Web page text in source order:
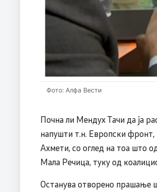
Фото: Алфа Вести
Почна ли Мендух Тачи да ја
напушти т.н. Европски
Ахмети, со оглед на тоа што
Мала Речица, туку од
Останува отворено прашање